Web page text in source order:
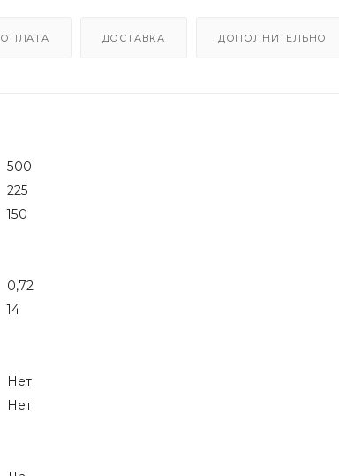
ОПЛАТА ДОСТАВКА ДОПОЛНИТЕЛЬНО
500
225
150
0,72
14
Нет
Нет